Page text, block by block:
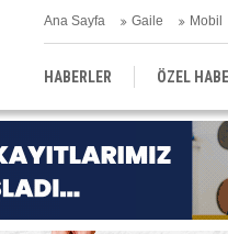
Ana Sayfa Gaile Mobil
HABERLER ÖZEL
EĞİTİM YEREL